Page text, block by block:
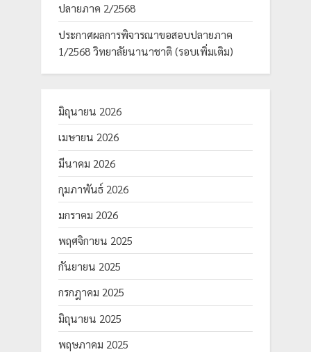
ปลายภาค 2/2568
ประกาศผลการพิจารณาขอสอบปลายภาค
1/2568 วิทยาลัยนานาชาติ (รอบเพิ่มเติม)
มิถุนายน 2026
เมษายน 2026
มีนาคม 2026
กุมภาพันธ์ 2026
มกราคม 2026
พฤศจิกายน 2025
กันยายน 2025
กรกฎาคม 2025
มิถุนายน 2025
พฤษภาคม 2025